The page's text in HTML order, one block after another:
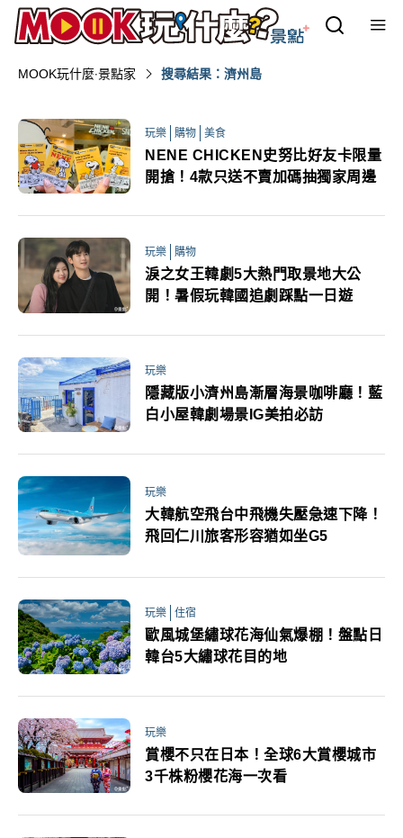
MOOK玩什麼‧景點家 搜尋結果：濟州島
玩樂 購物 美食
NENE CHICKEN史努比好友卡限量
開搶！4款只送不賣加碼抽獨家周邊
玩樂 購物
淚之女王韓劇5大熱門取景地大公
開！暑假玩韓國追劇踩點一日遊
玩樂
隱藏版小濟州島漸層海景咖啡廳！藍
白小屋韓劇場景IG美拍必訪
玩樂
大韓航空飛台中飛機失壓急速下降！
飛回仁川旅客形容猶如坐G5
玩樂 住宿
歐風城堡繡球花海仙氣爆棚！盤點日
韓台5大繡球花目的地
玩樂
賞櫻不只在日本！全球6大賞櫻城市
3千株粉櫻花海一次看